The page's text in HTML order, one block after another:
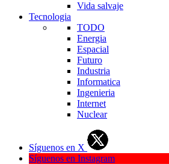
Vida salvaje
Tecnologia
TODO
Energia
Espacial
Futuro
Industria
Informatica
Ingenieria
Internet
Nuclear
Síguenos en X
Síguenos en Instagram